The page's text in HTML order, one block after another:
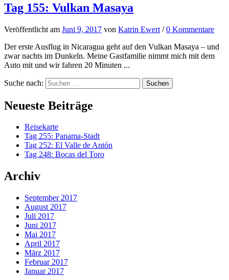
Tag 155: Vulkan Masaya
Veröffentlicht am Juni 9, 2017 von Katrin Ewert /0 Kommentare
Der erste Ausflug in Nicaragua geht auf den Vulkan Masaya – und
zwar nachts im Dunkeln. Meine Gastfamilie nimmt mich mit dem
Auto mit und wir fahren 20 Minuten ...
Suche nach:
Neueste Beiträge
Reisekarte
Tag 255: Panama-Stadt
Tag 252: El Valle de Antón
Tag 248: Bocas del Toro
Archiv
September 2017
August 2017
Juli 2017
Juni 2017
Mai 2017
April 2017
März 2017
Februar 2017
Januar 2017